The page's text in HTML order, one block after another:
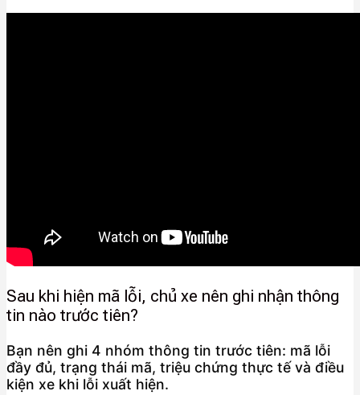
Sau khi hiện mã lỗi, chủ xe nên ghi nhận thông
tin nào trước tiên?
Bạn nên ghi 4 nhóm thông tin trước tiên: mã lỗi
đầy đủ, trạng thái mã, triệu chứng thực tế và điều
kiện xe khi lỗi xuất hiện.